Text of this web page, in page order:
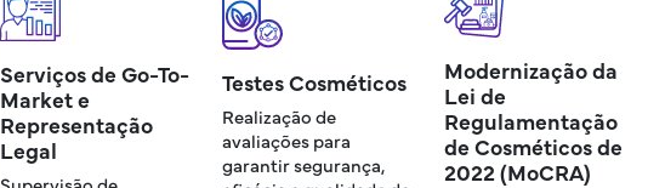
Serviços de Go-To-
Market e
Representação
Legal
Testes Cosméticos
Realização de
avaliações para
garantir segurança,
Modernização da
Lei de
Regulamentação
de Cosméticos de
2022 (MoCRA)